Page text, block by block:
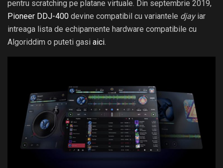
pentru scratching pe platane virtuale. Din septembrie 2019,
Pioneer DDJ-400 devine compatibil cu variantele djayiar
intreaga lista de echipamente hardware compatibile cu
Algoriddim o puteti gasi aici.